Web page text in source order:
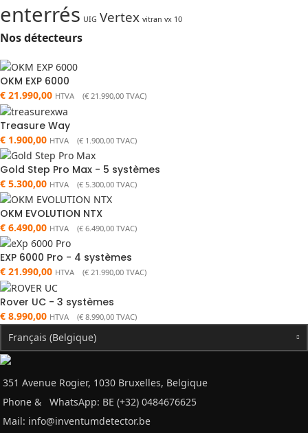
enterrés UIG Vertex vitran vx 10
Nos détecteurs
OKM EXP 6000
€ 21.990,00 HTVA (€ 21.990,00 TVAC)
Treasure Way
€ 1.900,00 HTVA (€ 1.900,00 TVAC)
Gold Step Pro Max - 5 systèmes
€ 5.300,00 HTVA (€ 5.300,00 TVAC)
OKM EVOLUTION NTX
€ 6.490,00 HTVA (€ 6.490,00 TVAC)
EXP 6000 Pro - 4 systèmes
€ 21.990,00 HTVA (€ 21.990,00 TVAC)
Rover UC - 3 systèmes
€ 8.990,00 HTVA (€ 8.990,00 TVAC)
Français (Belgique)
351 Avenue Rogier, 1030 Bruxelles, Belgique
Phone &
WhatsApp: BE (+32) 0484676625
Mail: info@inventumdetector.be